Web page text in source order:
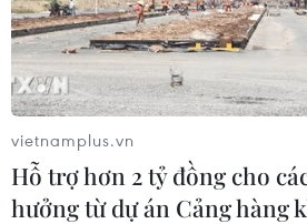
vietnamplus.vn
Hỗ trợ hơn 2 tỷ đồng cho
hưởng từ dự án Cảng hàng